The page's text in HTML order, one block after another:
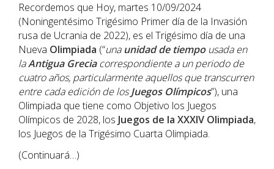
Recordemos que Hoy, martes 10/09/2024
(Noningentésimo Trigésimo Primer día de la Invasión
rusa de Ucrania de 2022), es el Trigésimo día de una
Nueva Olimpiada (“unaunidad de tiempousada en
laAntigua Greciacorrespondiente a un periodo de
cuatro años, particularmente aquellos que transcurren
entre cada edición de losJuegos Olímpicos”), una
Olimpiada que tiene como Objetivo los Juegos
Olímpicos de 2028, los Juegos de la XXXIV Olimpiada,
los Juegos de la Trigésimo Cuarta Olimpiada.
(Continuará…)